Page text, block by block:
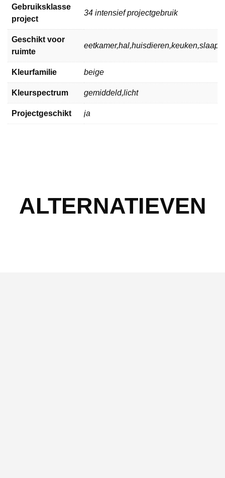
Gebruiksklasse
project
34 intensief projectgebruik
Geschikt voor
ruimte
Kleurfamilie beige
Kleurspectrum gemiddeld,licht
Projectgeschikt ja
ALTERNATIEVEN